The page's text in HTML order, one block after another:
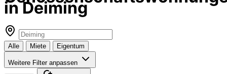
in Deiming
Alle Miete Eigentum
Weitere Filter anpassen